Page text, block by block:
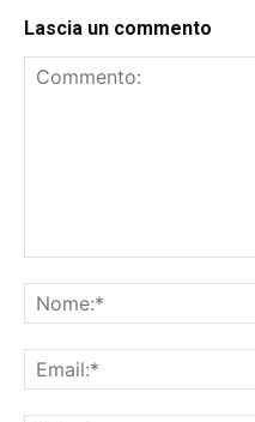
Lascia un commento